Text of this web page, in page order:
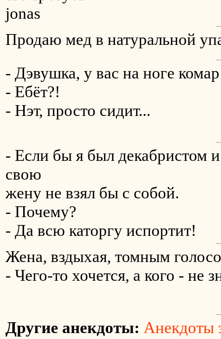
jonas
Продаю мед в натуральной
- Дэвушка, у вас на ноге
- Ебёт?!
- Нэт, просто сидит...
- Если бы я был декабристом
свою
жену не взял бы с собой.
- Почему?
- Да всю каторгу испортит!
Жена, вздыхая, томным
- Чего-то хочется, а кого - не
Другие анекдоты: Анекдоты